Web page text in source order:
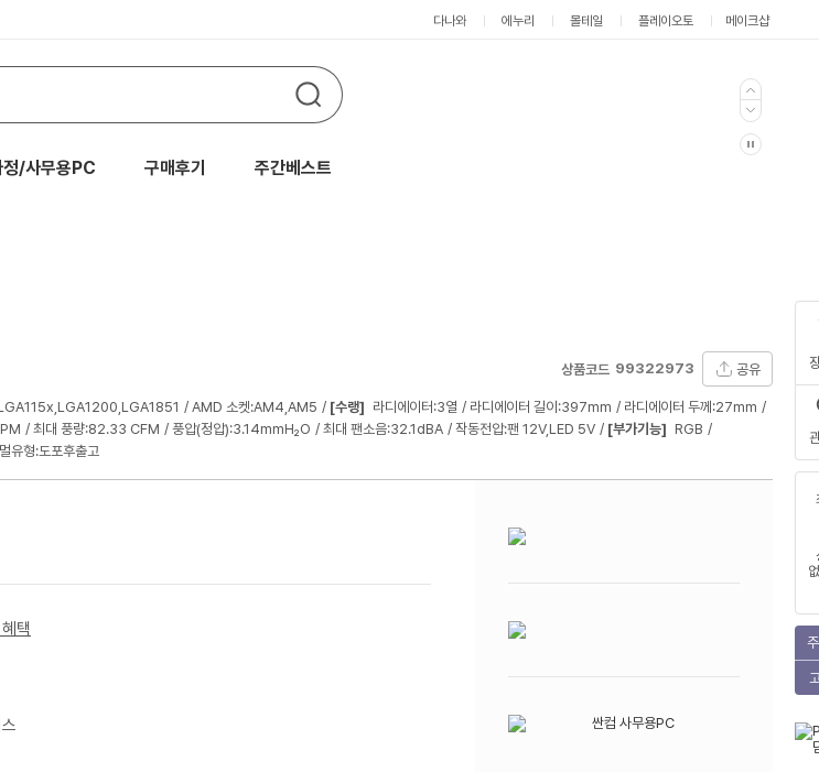
다나와 에누리 몰테일 플레이오토 메이크샵
정/사무용PC 구매후기 주간베스트
상품코드 99322973 공유
AMD 소켓:AM4,AM5 [수랭] 라디에이터:3열 라디에이터 길이:397mm
라디에이터 두께:27mm
최대 풍량:82.33 CFM 풍압(정압):3.14mmH₂O 최대 팬소음:32.1dBA 작동전압:팬 12V,LED 5V [부가기능] RGB
유형:도포후출고
택